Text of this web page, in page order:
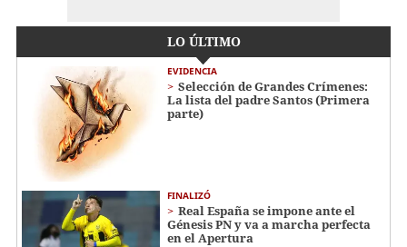
LO ÚLTIMO
EVIDENCIA
Selección de Grandes Crímenes:
La lista del padre Santos (Primera
parte)
FINALIZÓ
Real España se impone ante el
Génesis PN y va a marcha perfecta
en el Apertura